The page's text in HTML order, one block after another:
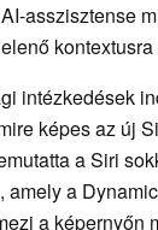
asszisztense
intézkedések
képes az új
a Siri
amely a
a képernyőn